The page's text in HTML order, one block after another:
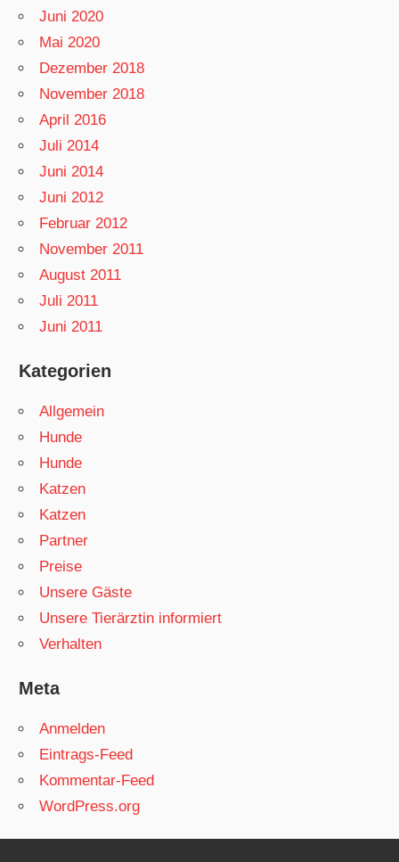
Juni 2020
Mai 2020
Dezember 2018
November 2018
April 2016
Juli 2014
Juni 2014
Juni 2012
Februar 2012
November 2011
August 2011
Juli 2011
Juni 2011
Kategorien
Allgemein
Hunde
Hunde
Katzen
Katzen
Partner
Preise
Unsere Gäste
Unsere Tierärztin informiert
Verhalten
Meta
Anmelden
Eintrags-Feed
Kommentar-Feed
WordPress.org